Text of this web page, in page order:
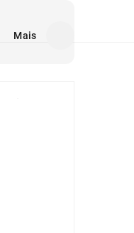
Mais